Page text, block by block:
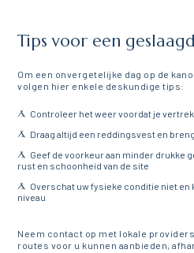
Tips voor een
Om een onvergetelijke dag op de
volgen hier enkele deskundige tips:
Controleer het weer voordat je
Draag altijd een reddingsvest en
Geef de voorkeur aan minder drukke
rust en schoonheid van de site
Overschat uw fysieke conditie niet en
niveau
Neem contact op met lokale
routes voor u kunnen aanbieden,